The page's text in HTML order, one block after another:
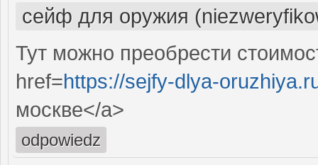
сейф для оружия
Тут можно преобрести
href=https://sejfy-dlya-
москве</a>
odpowiedz